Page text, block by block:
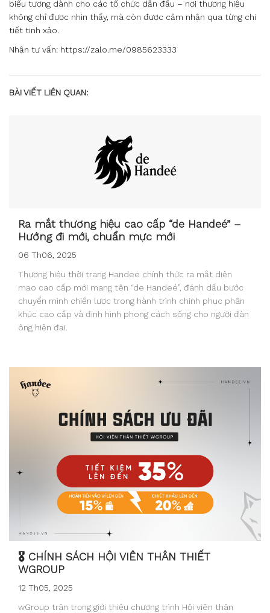
biểu tượng dành cho các tổ chức dẫn đầu – nơi thương hiệu
không chỉ được nhìn thấy, mà còn được cảm nhận qua từng chi
tiết tinh xảo.
Nhận tư vấn: https://zalo.me/0985623333
BÀI VIẾT LIÊN QUAN:
Ra mắt thương hiệu cao cấp “de Handeé” –
Hướng đi mới, chuẩn mực mới
06 Th06, 2025
Thương hiệu thời trang Handee chính thức ra mắt diện
mạo cao cấp mới mang tên “de Handeé”, đánh dấu bước
chuyển mình chiến lược trong hành trình chinh phục phân
khúc cao cấp và định hình phong cách sống cho người đàn
ông hiện đại.
🎖 CHÍNH SÁCH HỘI VIÊN THÂN THIẾT
WGROUP
12 Th05, 2025
wGroup trân trọng giới thiệu chương trình Hội viên thân